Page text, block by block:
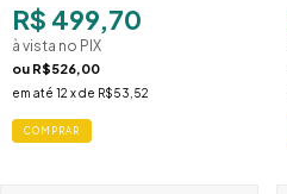
R$ 499,70
à vista no PIX
ou R$526,00
em até 12 x de R$53,52
COMPRAR